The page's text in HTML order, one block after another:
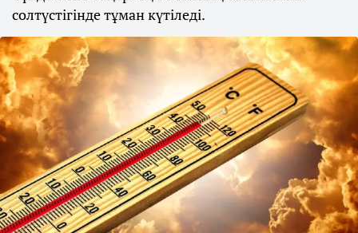
солтүстігінде тұман күтіледі.